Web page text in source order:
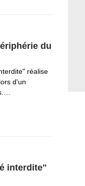
du
réalise
d'un
interdite"